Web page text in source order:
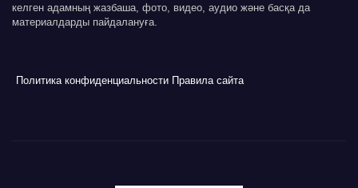
келген адамның жазбаша, фото, видео, аудио және басқа да
материалдарды пайдалануға.
Политика конфиденциальности Правила сайта